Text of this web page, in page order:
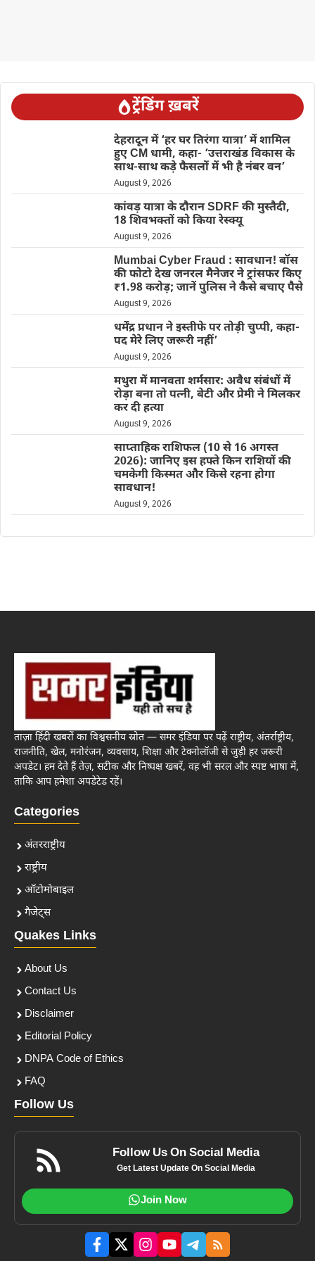
ट्रेंडिंग ख़बरें
देहरादून में ‘हर घर तिरंगा यात्रा’ में शामिल
हुए CM धामी, कहा- ‘उत्तराखंड विकास के
साथ-साथ कड़े फैसलों में भी है नंबर वन’
August 9, 2026
कांवड़ यात्रा के दौरान SDRF की मुस्तैदी,
18 शिवभक्तों को किया रेस्क्यू
August 9, 2026
Mumbai Cyber Fraud : सावधान! बॉस
की फोटो देख जनरल मैनेजर ने ट्रांसफर किए
₹1.98 करोड़; जानें पुलिस ने कैसे बचाए पैसे
August 9, 2026
धर्मेंद्र प्रधान ने इस्तीफे पर तोड़ी चुप्पी, कहा-
पद मेरे लिए जरूरी नहीं’
August 9, 2026
मथुरा में मानवता शर्मसार: अवैध संबंधों में
रोड़ा बना तो पत्नी, बेटी और प्रेमी ने मिलकर
कर दी हत्या
August 9, 2026
साप्ताहिक राशिफल (10 से 16 अगस्त
2026): जानिए इस हफ्ते किन राशियों की
चमकेगी किस्मत और किसे रहना होगा
सावधान!
August 9, 2026
ताज़ा हिंदी खबरों का विश्वसनीय स्रोत — समर इंडिया पर पढ़ें राष्ट्रीय, अंतर्राष्ट्रीय,
राजनीति, खेल, मनोरंजन, व्यवसाय, शिक्षा और टेक्नोलॉजी से जुड़ी हर जरूरी
अपडेट। हम देते हैं तेज़, सटीक और निष्पक्ष खबरें, वह भी सरल और स्पष्ट भाषा में,
ताकि आप हमेशा अपडेटेड रहें।
Categories
अंतरराष्ट्रीय
राष्ट्रीय
ऑटोमोबाइल
गैजेट्स
Quakes Links
About Us
Contact Us
Disclaimer
Editorial Policy
DNPA Code of Ethics
FAQ
Follow Us
Follow Us On Social Media
Get Latest Update On Social Media
Join Now